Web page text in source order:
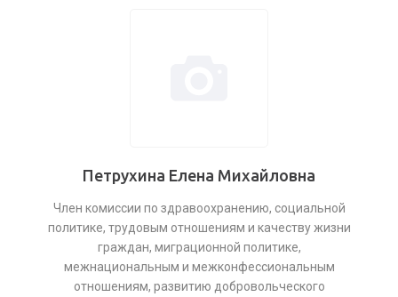
Петрухина Елена Михайловна
Член комиссии по здравоохранению, социальной
политике, трудовым отношениям и качеству жизни
граждан, миграционной политике,
межнациональным и межконфессиональным
отношениям, развитию добровольческого